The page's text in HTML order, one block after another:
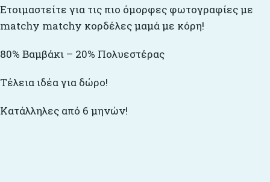
Ετοιμαστείτε για τις πιο όμορφες φωτογραφίες με
matchy matchy κορδέλες μαμά με κόρη!
80% Βαμβάκι – 20% Πολυεστέρας
Τέλεια ιδέα για δώρο!
Κατάλληλες από 6 μηνών!